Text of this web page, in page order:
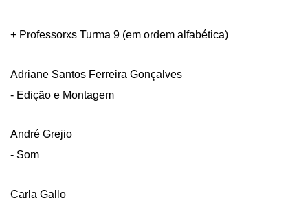
+ Professorxs Turma 9 (em ordem alfabética)
Adriane Santos Ferreira Gonçalves
- Edição e Montagem
André Grejio
- Som
Carla Gallo